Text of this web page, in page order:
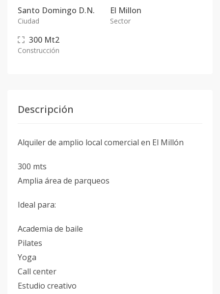
Santo Domingo D.N.
Ciudad
El Millon
Sector
300 Mt2
Construcción
Descripción
Alquiler de amplio local comercial en El Millón
300 mts
Amplia área de parqueos
Ideal para:
Academia de baile
Pilates
Yoga
Call center
Estudio creativo